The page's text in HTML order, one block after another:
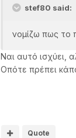
stef80 said:
νομίζω πως το
Ναι αυτό ισχύει,
Οπότε πρέπει
Quote